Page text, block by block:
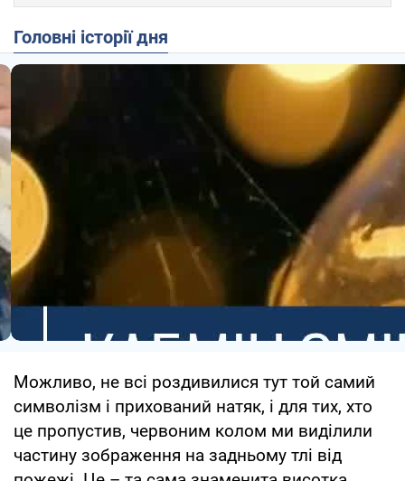
Головні історії дня
Можливо, не всі роздивилися тут той самий
символізм і прихований натяк, і для тих, хто
це пропустив, червоним колом ми виділили
частину зображення на задньому тлі від